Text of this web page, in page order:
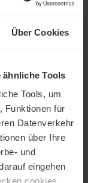
Über Cookies
ähnliche Tools
Tools, um
Funktionen für
Datenverkehr
über Ihre
und
eingehen
cookies